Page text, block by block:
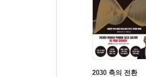
2030 축의 전환